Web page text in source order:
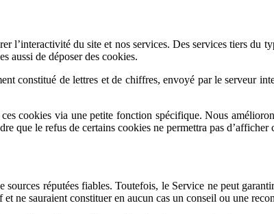
l’interactivité du site et nos services. Des services tiers du
aussi de déposer des cookies.
constitué de lettres et de chiffres, envoyé par le serveur
cookies via une petite fonction spécifique. Nous
que le refus de certains cookies ne permettra pas d’afficher
réputées fiables. Toutefois, le Service ne peut
ne sauraient constituer en aucun cas un conseil ou une